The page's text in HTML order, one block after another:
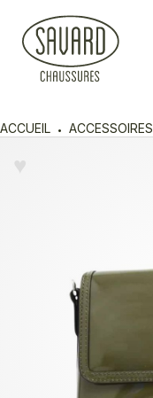
ACCUEIL ACCESSOIRES